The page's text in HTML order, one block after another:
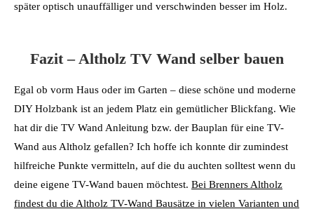
später optisch unauffälliger und verschwinden besser im Holz.
Fazit – Altholz TV Wand selber bauen
Egal ob vorm Haus oder im Garten – diese schöne und moderne
DIY Holzbank ist an jedem Platz ein gemütlicher Blickfang. Wie
hat dir die TV Wand Anleitung bzw. der Bauplan für eine TV-
Wand aus Altholz gefallen? Ich hoffe ich konnte dir zumindest
hilfreiche Punkte vermitteln, auf die du auchten solltest wenn du
deine eigene TV-Wand bauen möchtest. Bei Brenners Altholz
findest du die Altholz TV-Wand Bausätze in vielen Varianten und